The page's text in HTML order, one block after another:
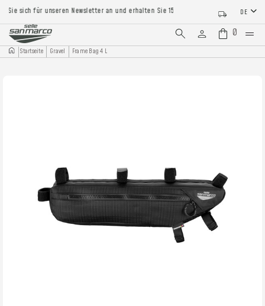
sich für unseren Newsletter an und erhalten Sie 15% Rabatt auf Ihre erste DE
0
Startseite Gravel Frame Bag 4 L